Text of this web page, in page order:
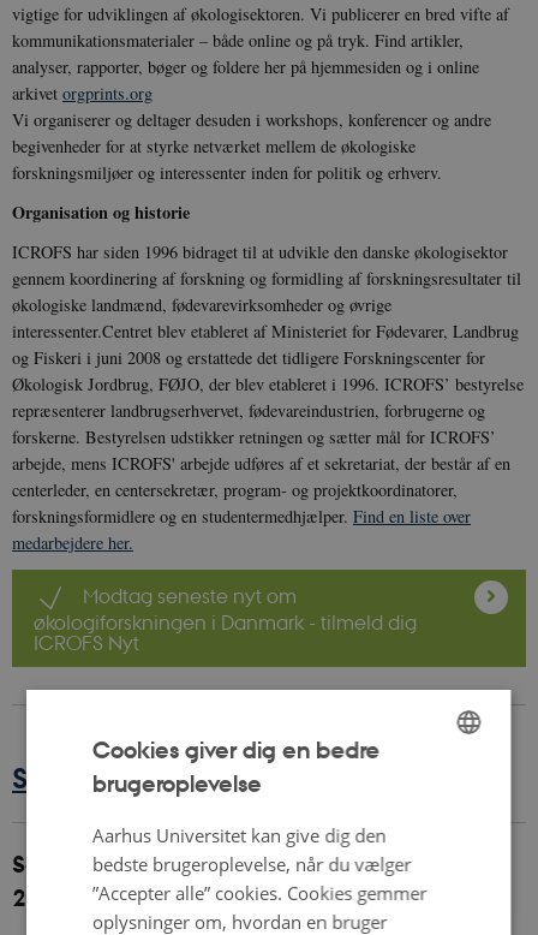
vigtige for udviklingen af økologisektoren. Vi publicerer en bred vifte af
kommunikationsmaterialer – både online og på tryk. Find artikler,
analyser, rapporter, bøger og foldere her på hjemmesiden og i online
arkivet orgprints.org
Vi organiserer og deltager desuden i workshops, konferencer og andre
begivenheder for at styrke netværket mellem de økologiske
forskningsmiljøer og interessenter inden for politik og erhverv.
Organisation og historie
ICROFS har siden 1996 bidraget til at udvikle den danske økologisektor
gennem koordinering af forskning og formidling af forskningsresultater til
økologiske landmænd, fødevarevirksomheder og øvrige
interessenter.Centret blev etableret af Ministeriet for Fødevarer, Landbrug
og Fiskeri i juni 2008 og erstattede det tidligere Forskningscenter for
Økologisk Jordbrug, FØJO, der blev etableret i 1996. ICROFS’ bestyrelse
repræsenterer landbrugserhvervet, fødevareindustrien, forbrugerne og
forskerne. Bestyrelsen udstikker retningen og sætter mål for ICROFS’
arbejde, mens ICROFS' arbejde udføres af et sekretariat, der består af en
centerleder, en centersekretær, program- og projektkoordinatorer,
forskningsformidlere og en studentermedhjælper. Find en liste over
medarbejdere her.
Modtag seneste nyt om
økologiforskningen i Danmark - tilmeld dig
ICROFS Nyt
Se ICROFS' strategi 2022-2025
Se ICROFS' Forsknings- og Udviklingsstrategi
2023
Cookies giver dig en bedre
brugeroplevelse
Aarhus Universitet kan give dig den
bedste brugeroplevelse, når du vælger
”Accepter alle” cookies. Cookies gemmer
oplysninger om, hvordan en bruger